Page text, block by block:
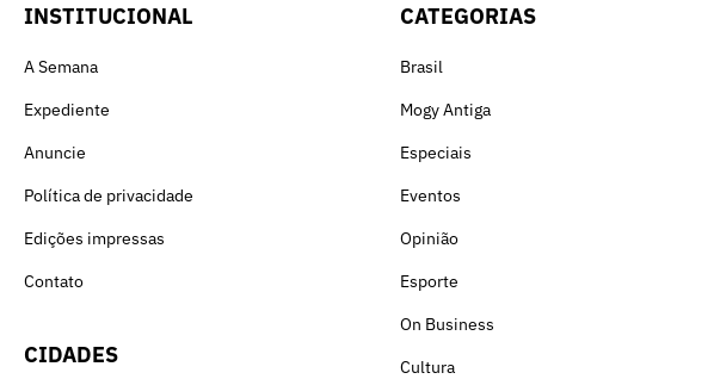
INSTITUCIONAL
A Semana
Expediente
Anuncie
Política de privacidade
Edições impressas
Contato
CIDADES
CATEGORIAS
Brasil
Mogy Antiga
Especiais
Eventos
Opinião
Esporte
On Business
Cultura